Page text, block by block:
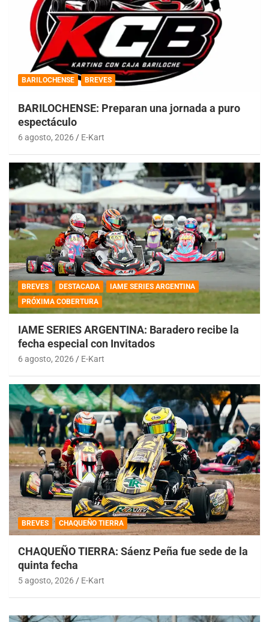
BARILOCHENSE BREVES
BARILOCHENSE: Preparan una jornada a puro
espectáculo
6 agosto, 2026 E-Kart
BREVES DESTACADA
IAME SERIES ARGENTINA
PRÓXIMA COBERTURA
IAME SERIES ARGENTINA: Baradero recibe la
fecha especial con Invitados
6 agosto, 2026 E-Kart
BREVES CHAQUEÑO TIERRA
CHAQUEÑO TIERRA: Sáenz Peña fue sede de la
quinta fecha
5 agosto, 2026 E-Kart